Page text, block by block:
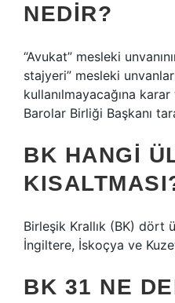
NEDIR?
“Avukat” mesleki
stajyeri” mesleki
kullanılmayacağına
Barolar Birliği Başkanı
BK HANGI
Birleşik Krallık (BK) dört
İngiltere, İskoçya ve
BK 31 NE